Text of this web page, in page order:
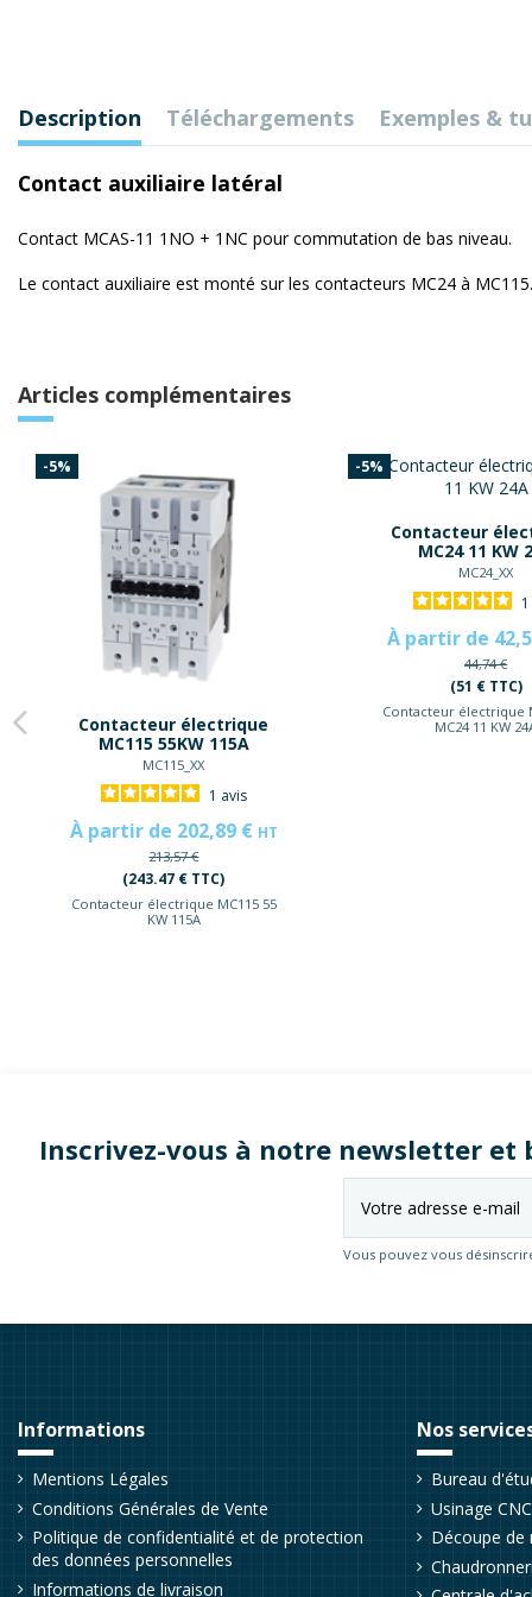
Description Téléchargements Exemples &
Contact auxiliaire latéral
Contact MCAS-11 1NO + 1NC pour commutation de bas niveau.
Le contact auxiliaire est monté sur les contacteurs MC24 à
Articles complémentaires
-5%
Contacteur électrique
MC115 55KW 115A
MC115_XX
1 avis
À partir de 202,89 € HT
213,57 €
(243.47 € TTC)
Contacteur électrique MC115 55
KW 115A
-5%
Contacteur
MC24 11 KW
MC24_XX
1
À partir de
44,74 €
(51 € TTC)
Contacteur électrique
MC24 11 KW
Inscrivez-vous à notre newsletter et
Vous pouvez vous
Informations
Mentions Légales
Conditions Générales de Vente
Politique de confidentialité et de protection
des données personnelles
Informations de livraison
Nos
Bureau
Usinage
Découpe de